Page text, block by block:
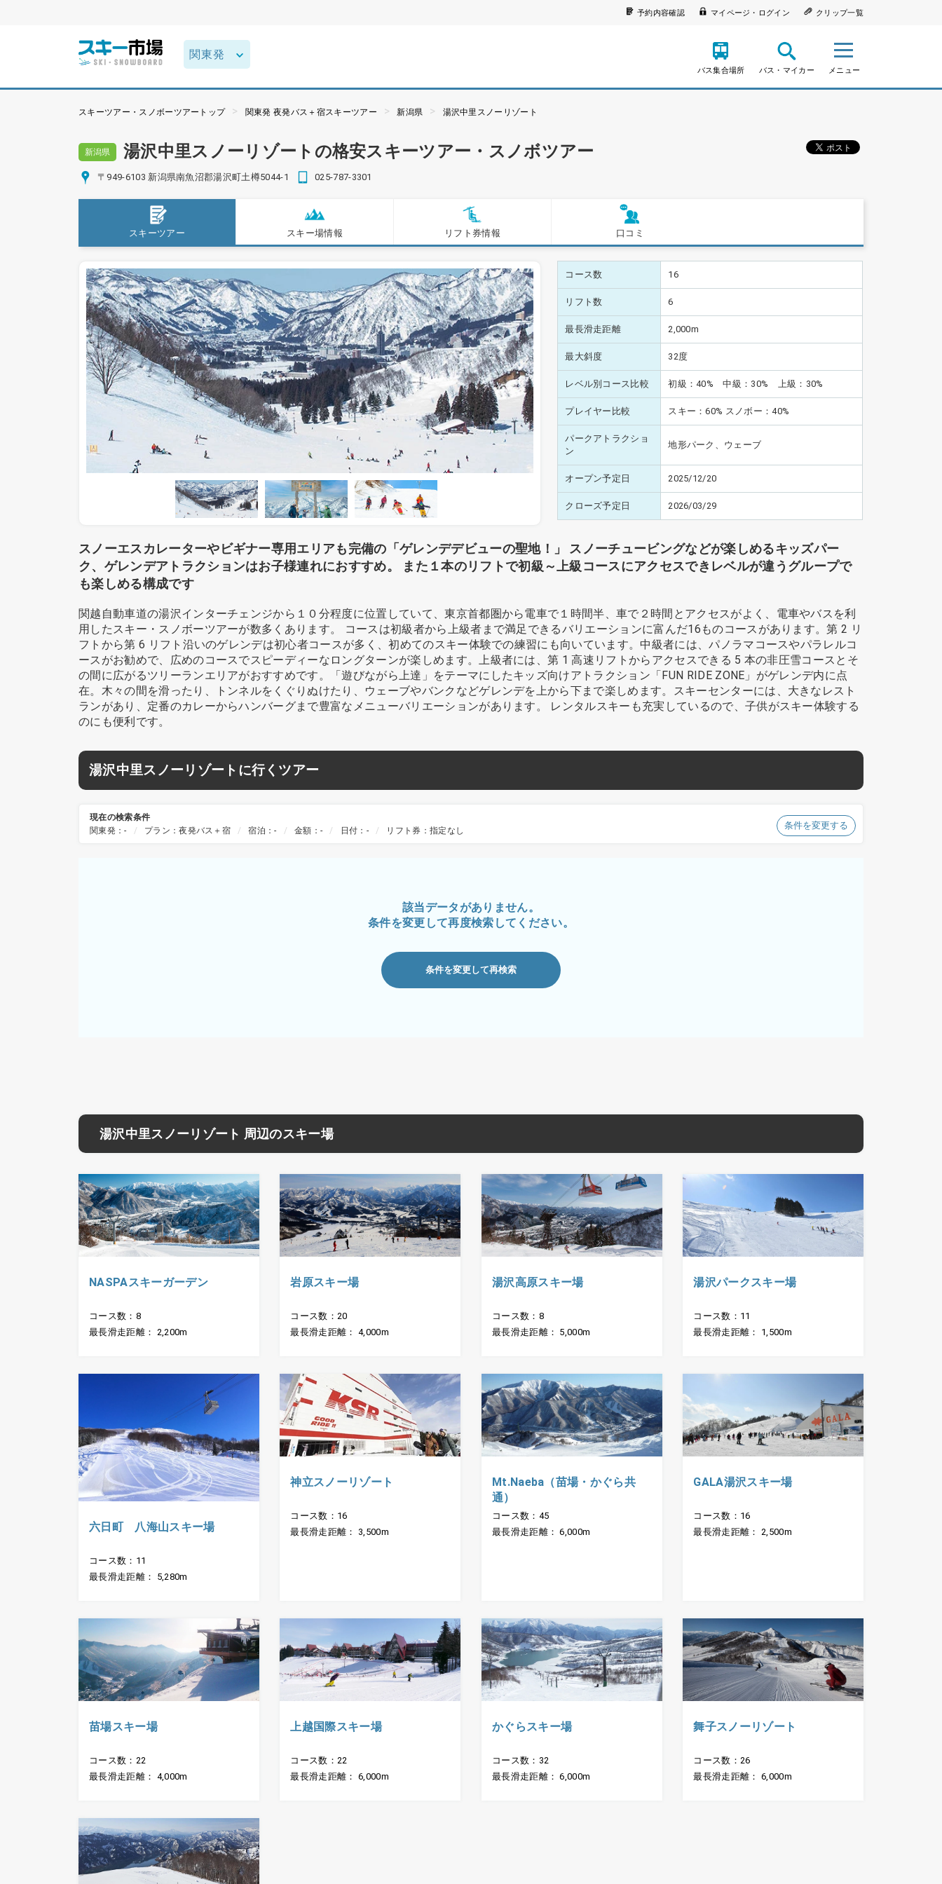
予約内容確認 マイページ・ログイン クリップ一覧
バス集合場所 バス・マイカー メニュー
スキーツアー・スノボーツアートップ 関東発 夜発バス＋宿スキーツアー 新潟県 湯沢中里スノーリゾート
新潟県 湯沢中里スノーリゾートの格安スキーツアー・スノボツアー
〒949-6103 新潟県南魚沼郡湯沢町土樽5044-1 025-787-3301
スキーツアー スキー場情報 リフト券情報 口コミ
コース数 16
リフト数 6
最長滑走距離 2,000m
最大斜度 32度
レベル別コース比較 初級：40% 中級：30% 上級：30%
プレイヤー比較 スキー：60% スノボー：40%
パークアトラクショ
ン
地形パーク、ウェーブ
オープン予定日 2025/12/20
クローズ予定日 2026/03/29
スノーエスカレーターやビギナー専用エリアも完備の「ゲレンデデビューの聖地！」 スノーチュービングなどが楽しめるキッズパー
ク、ゲレンデアトラクションはお子様連れにおすすめ。 また１本のリフトで初級～上級コースにアクセスできレベルが違うグループで
も楽しめる構成です
関越自動車道の湯沢インターチェンジから１０分程度に位置していて、東京首都圏から電車で１時間半、車で２時間とアクセスがよく、電車やバスを利
用したスキー・スノボーツアーが数多くあります。 コースは初級者から上級者まで満足できるバリエーションに富んだ16ものコースがあります。第 2 リ
フトから第 6 リフト沿いのゲレンデは初心者コースが多く、初めてのスキー体験での練習にも向いています。中級者には、パノラマコースやパラレルコ
ースがお勧めで、広めのコースでスピーディーなロングターンが楽しめます。上級者には、第 1 高速リフトからアクセスできる 5 本の非圧雪コースとそ
の間に広がるツリーランエリアがおすすめです。「遊びながら上達」をテーマにしたキッズ向けアトラクション「FUN RIDE ZONE」がゲレンデ内に点
在。木々の間を滑ったり、トンネルをくぐりぬけたり、ウェーブやバンクなどゲレンデを上から下まで楽しめます。スキーセンターには、大きなレスト
ランがあり、定番のカレーからハンバーグまで豊富なメニューバリエーションがあります。 レンタルスキーも充実しているので、子供がスキー体験する
のにも便利です。
湯沢中里スノーリゾートに行くツアー
現在の検索条件
関東発：-
プラン：夜発バス＋宿 宿泊：- 金額：- 日付：- リフト券：指定なし 条件を変更する
該当データがありません。
条件を変更して再度検索してください。
条件を変更して再検索
湯沢中里スノーリゾート 周辺のスキー場
NASPAスキーガーデン
コース数：8
最長滑走距離： 2,200m
岩原スキー場
コース数：20
最長滑走距離： 4,000m
湯沢高原スキー場
コース数：8
最長滑走距離： 5,000m
湯沢パークスキー場
コース数：11
最長滑走距離： 1,500m
六日町 八海山スキー場
コース数：11
最長滑走距離： 5,280m
神立スノーリゾート
コース数：16
最長滑走距離： 3,500m
Mt.Naeba（苗場・かぐら共
通）
コース数：45
最長滑走距離： 6,000m
GALA湯沢スキー場
コース数：16
最長滑走距離： 2,500m
苗場スキー場
コース数：22
最長滑走距離： 4,000m
上越国際スキー場
コース数：22
最長滑走距離： 6,000m
かぐらスキー場
コース数：32
最長滑走距離： 6,000m
舞子スノーリゾート
コース数：26
最長滑走距離： 6,000m